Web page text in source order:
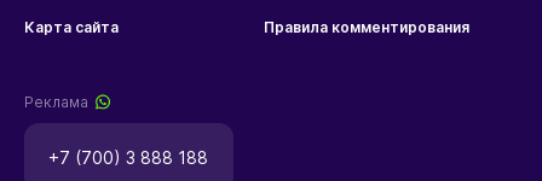
Карта сайта Правила комментирования
Реклама
+7 (700) 3 888 188